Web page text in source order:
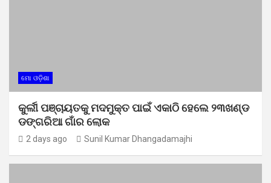
ମୋ ଓଡ଼ିଶା
କୁର୍ଲୀ ପଞ୍ଚାୟତକୁ ମଦମୁକ୍ତ ପାଇଁ ଏକାଠି ହେଲେ ୨୩ଖଣ୍ଡ
ଡଙ୍ଗରିଆ ଗାଁର ଲୋକ
2 days ago Sunil Kumar Dhangadamajhi